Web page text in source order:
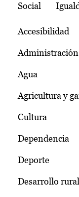
Social
Accesibilidad
Agua
Agricultura y
Cultura
Dependencia
Deporte
Desarrollo